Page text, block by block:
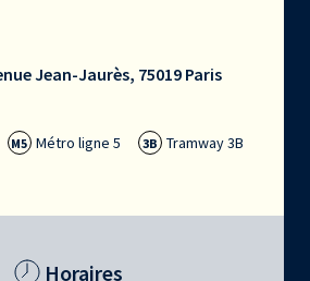
Jean-Jaurès, 75019 Paris
M5 Métro ligne 5 3B Tramway 3B
Horaires